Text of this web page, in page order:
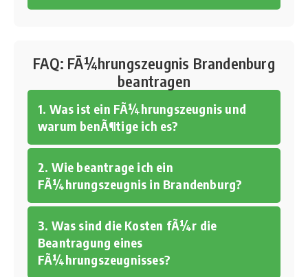
FAQ: FÃ¼hrungszeugnis Brandenburg
beantragen
1. Was ist ein FÃ¼hrungszeugnis und
warum benÃ¶tige ich es?
2. Wie beantrage ich ein
FÃ¼hrungszeugnis in Brandenburg?
3. Was sind die Kosten fÃ¼r die
Beantragung eines
FÃ¼hrungszeugnisses?